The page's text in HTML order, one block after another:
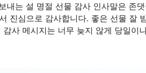
내는 설 명절 선물 감사 인사말은 존
진심으로 감사합니다. 좋은 선물 잘
감사 메시지는 너무 늦지 않게 당일이